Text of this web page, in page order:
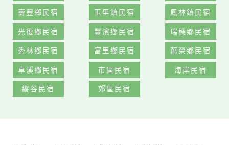
壽豐鄉民宿 玉里鎮民宿 鳳林鎮民宿
光復鄉民宿 豐濱鄉民宿 瑞穗鄉民宿
秀林鄉民宿 富里鄉民宿 萬榮鄉民宿
卓溪鄉民宿 市區民宿 海岸民宿
縱谷民宿 郊區民宿